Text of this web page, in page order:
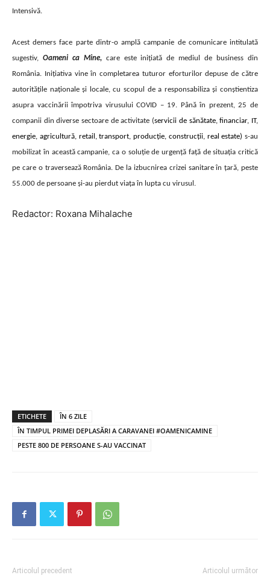
Intensivă.
Acest demers face parte dintr-o amplă campanie de comunicare intitulată
sugestiv, Oameni ca Mine,care este inițiată de mediul de business din
România. Inițiativa vine în completarea tuturor eforturilor depuse de către
autoritățile naționale și locale, cu scopul de a responsabiliza și conștientiza
asupra vaccinării împotriva virusului COVID – 19. Până în prezent, 25 de
companii din diverse sectoare de activitate (servicii de sănătate, financiar, IT,
energie, agricultură, retail, transport, producție, construcții, real estate) s-au
mobilizat în această campanie, ca o soluție de urgență față de situația critică
pe care o traversează România. De la izbucnirea crizei sanitare în țară, peste
55.000 de persoane și-au pierdut viața în lupta cu virusul.
Redactor: Roxana Mihalache
ETICHETE
ÎN 6 ZILE
ÎN TIMPUL PRIMEI DEPLASĂRI A CARAVANEI #OAMENICAMINE
PESTE 800 DE PERSOANE S-AU VACCINAT
Articolul precedent Articolul următor